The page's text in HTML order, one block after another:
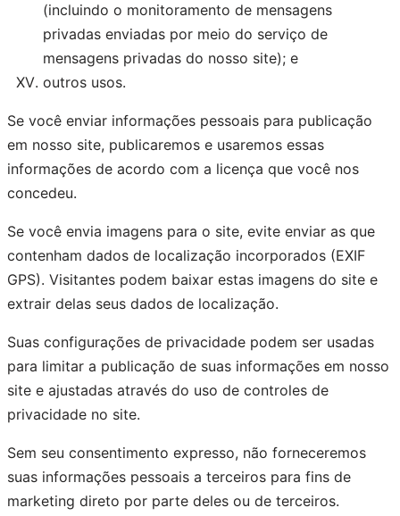
(incluindo o monitoramento de mensagens
privadas enviadas por meio do serviço de
mensagens privadas do nosso site); e
outros usos.
Se você enviar informações pessoais para publicação
em nosso site, publicaremos e usaremos essas
informações de acordo com a licença que você nos
concedeu.
Se você envia imagens para o site, evite enviar as que
contenham dados de localização incorporados (EXIF
GPS). Visitantes podem baixar estas imagens do site e
extrair delas seus dados de localização.
Suas configurações de privacidade podem ser usadas
para limitar a publicação de suas informações em nosso
site e ajustadas através do uso de controles de
privacidade no site.
Sem seu consentimento expresso, não forneceremos
suas informações pessoais a terceiros para fins de
marketing direto por parte deles ou de terceiros.